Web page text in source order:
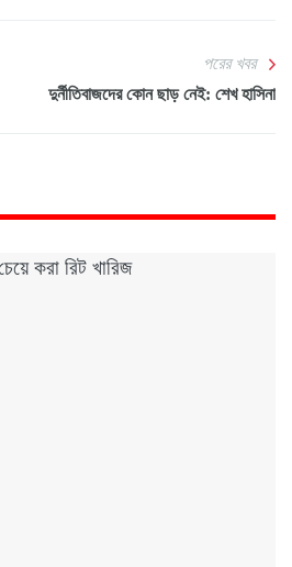
পরের খবর
দুর্নীতিবাজদের কোন ছাড় নেই: শেখ হাসিনা